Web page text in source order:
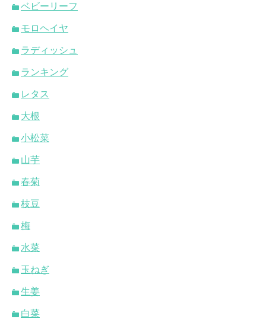
ベビーリーフ
モロヘイヤ
ラディッシュ
ランキング
レタス
大根
小松菜
山芋
春菊
枝豆
梅
水菜
玉ねぎ
生姜
白菜